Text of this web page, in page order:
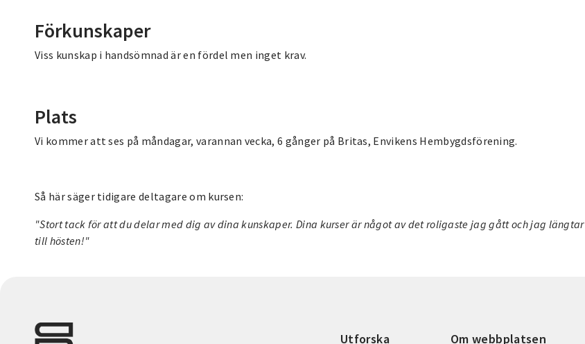
Förkunskaper
Viss kunskap i handsömnad är en fördel men inget krav.
Plats
Vi kommer att ses på måndagar, varannan vecka, 6 gånger på Britas, Envikens Hembygdsförening.
Så här säger tidigare deltagare om kursen:
"Stort tack för att du delar med dig av dina kunskaper. Dina kurser är något av det roligaste jag gått och jag längtar
till hösten!"
Utforska Om webbplatsen